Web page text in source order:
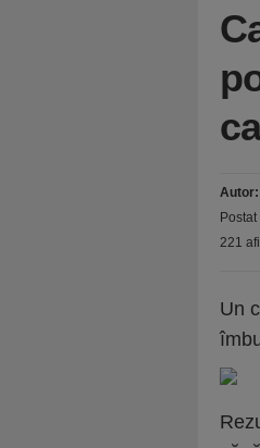
Autor:
Postat
221
Un